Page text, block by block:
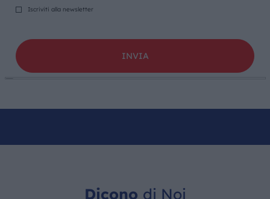
Iscriviti alla newsletter
Dicono di Noi